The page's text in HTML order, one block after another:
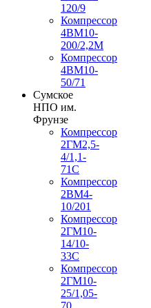
120/9
Компрессор
4ВМ10-
200/2,2М
Компрессор
4ВМ10-
50/71
Сумское
НПО им.
Фрунзе
Компрессор
2ГМ2,5-
4/1,1-
71С
Компрессор
2ВМ4-
10/201
Компрессор
2ГМ10-
14/10-
33С
Компрессор
2ГМ10-
25/1,05-
70